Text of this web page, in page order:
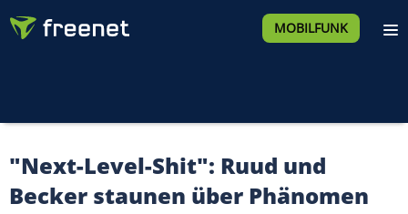
MOBILFUNK
"Next-Level-Shit": Ruud und
Becker staunen über Phänomen